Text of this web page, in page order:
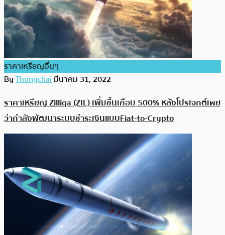
ราคาเหรียญอื่นๆ
ByThongchaiมีนาคม 31, 2022
ราคาเหรียญ Zilliqa (ZIL) เพิ่มขึ้นเกือบ 500% หลังโปรเจกต์เผย
ว่ากำลังพัฒนาระบบชำระเงินแบบ Fiat-to-Crypto